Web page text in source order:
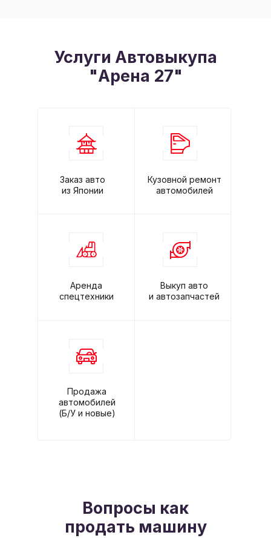
Услуги Автовыкупа
"Арена 27"
Выкуп авто
и автозапчастей
Кузовной ремонт
автомобилей
Аренда
спецтехники
Заказ авто
из Японии
Продажа
автомобилей
(Б/У и новые)
Вопросы как
продать машину